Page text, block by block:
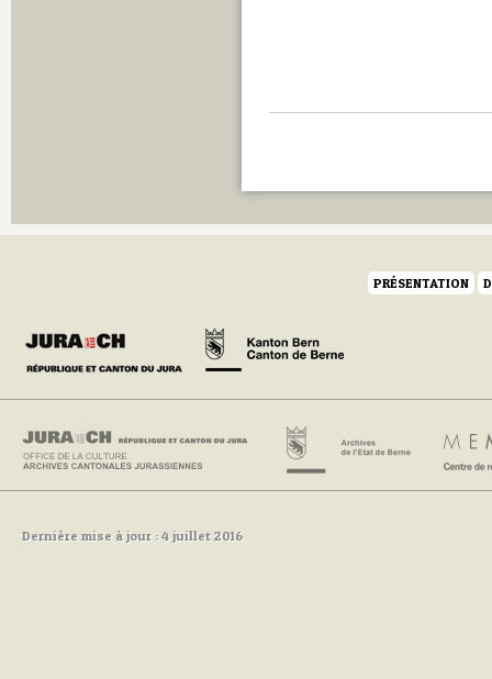
PRÉSENTATION
Dernière mise à jour : 4 juillet 2016